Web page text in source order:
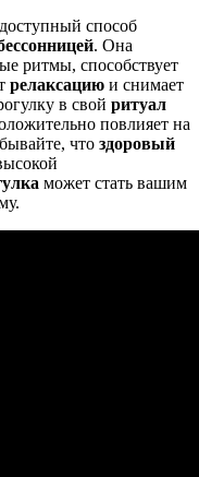
способ
. Она
ритмы, способствует
релаксацию и снимает
в свой ритуал
повлияет на
что здоровый
может стать вашим